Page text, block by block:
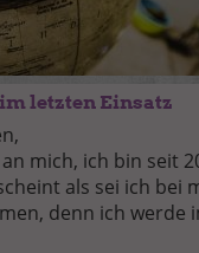
letzten Einsatz
mich, ich bin seit
als sei ich bei
denn ich werde